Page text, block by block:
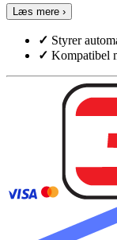
Læs mere ›
✓ Styrer
✓ Kompatibel